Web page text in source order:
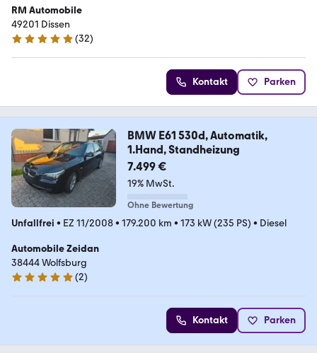
RM Automobile
49201 Dissen
5 Sterne
(32)
Kontakt Parken
BMW E61 530d, Automatik,
1.Hand, Standheizung
7.499 €
19% MwSt.
Ohne Bewertung
Unfallfrei • EZ 11/2008• 179.200 km • 173 kW (235 PS) • Diesel
Automobile Zeidan
38444 Wolfsburg
5 Sterne
(2)
Kontakt Parken